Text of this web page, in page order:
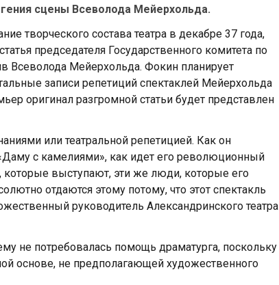
сцены Всеволода Мейерхольда.
творческого состава театра в декабре 37 года,
председателя Государственного комитета по
Всеволода Мейерхольда. Фокин планирует
записи репетиций спектаклей Мейерхольда
оригинал разгромной статьи будет представлен
или театральной репетицией. Как он
с камелиями», как идет его революционный
выступают, эти же люди, которые его
отдаются этому потому, что этот спектакль
руководитель Александринского театра
не потребовалась помощь драматурга, поскольку
основе, не предполагающей художественного